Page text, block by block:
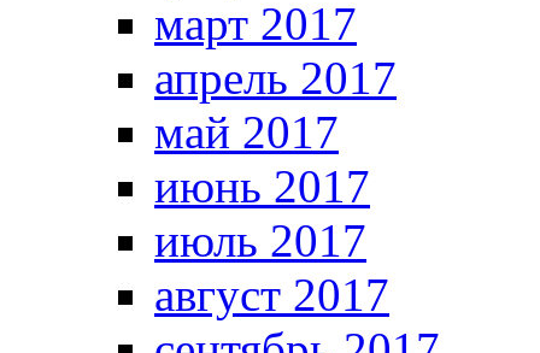
март 2017
апрель 2017
май 2017
июнь 2017
июль 2017
август 2017